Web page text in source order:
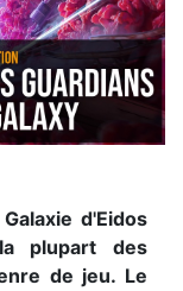
d'Eidos
plupart des
de jeu. Le